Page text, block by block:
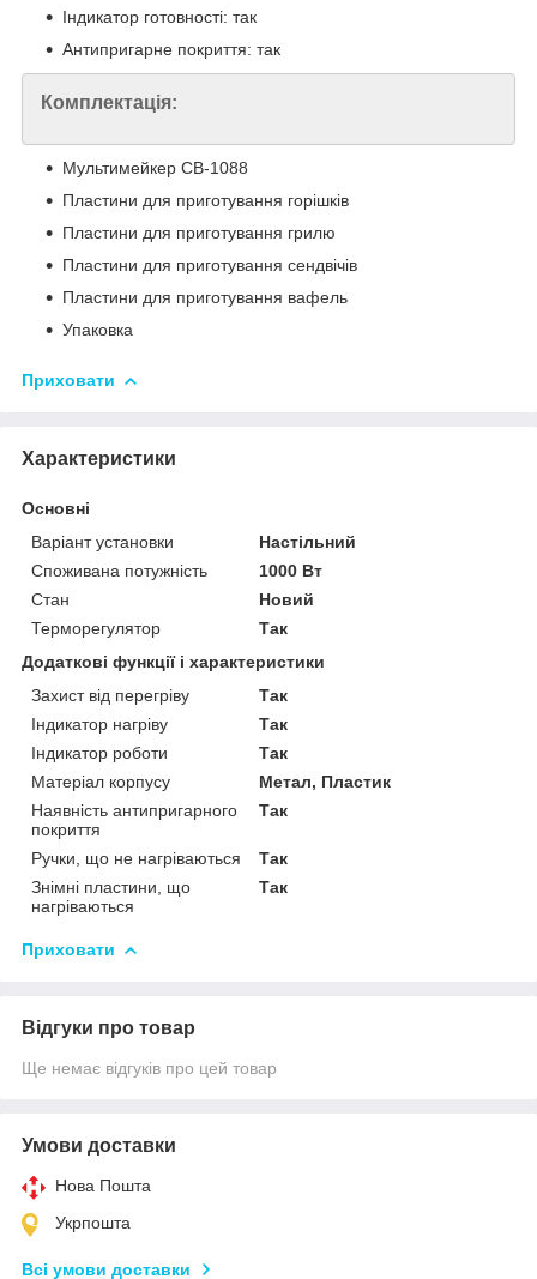
Індикатор готовності: так
Антипригарне покриття: так
Комплектація:
Мультимейкер СВ-1088
Пластини для приготування горішків
Пластини для приготування грилю
Пластини для приготування сендвічів
Пластини для приготування вафель
Упаковка
Приховати
Характеристики
Основні
Варіант установки
Настільний
Споживана потужність
1000 Вт
Стан
Новий
Терморегулятор
Так
Додаткові функції і характеристики
Захист від перегріву
Так
Індикатор нагріву
Так
Індикатор роботи
Так
Матеріал корпусу
Метал, Пластик
Наявність антипригарного
покриття
Так
Ручки, що не нагріваються
Так
Знімні пластини, що
нагріваються
Так
Приховати
Відгуки про товар
Ще немає відгуків про цей товар
Умови доставки
Нова Пошта
Укрпошта
Всі умови доставки